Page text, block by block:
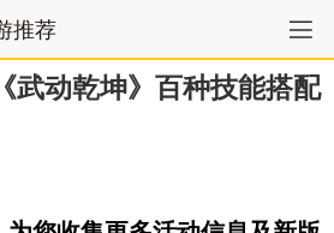
推荐
武动乾坤》百种技能搭配